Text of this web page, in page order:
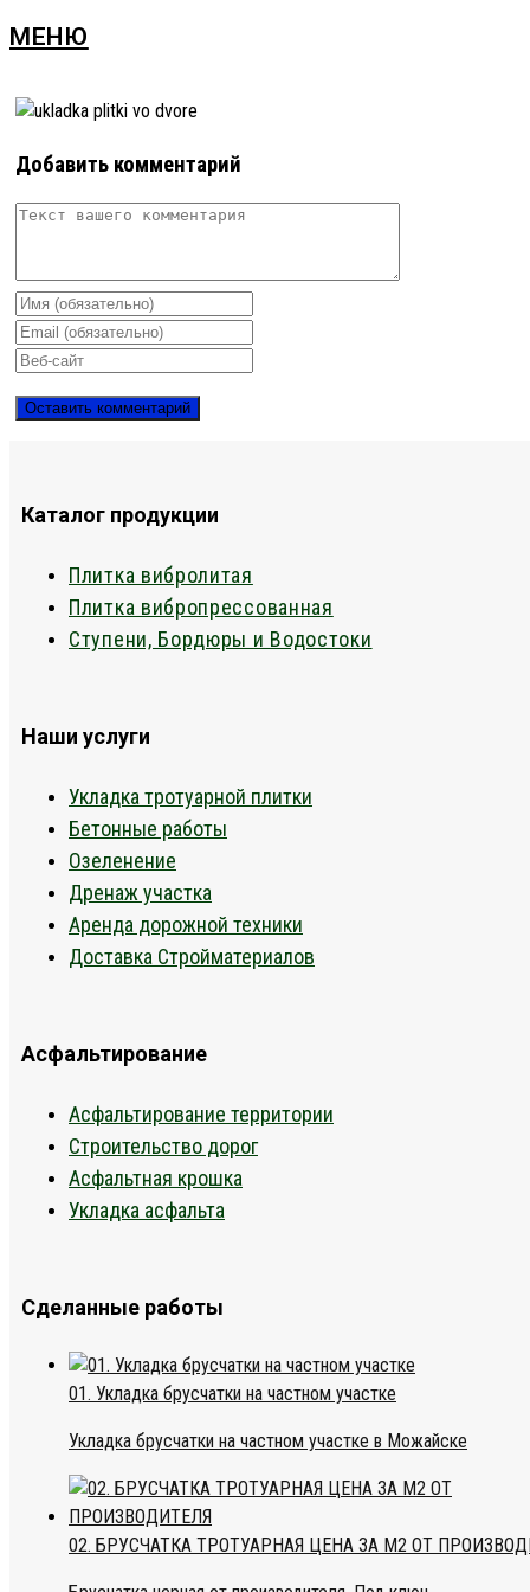
МЕНЮ
Добавить комментарий
Каталог продукции
Плитка вибролитая
Плитка вибропрессованная
Ступени, Бордюры и Водостоки
Наши услуги
Укладка тротуарной плитки
Бетонные работы
Озеленение
Дренаж участка
Аренда дорожной техники
Доставка Стройматериалов
Асфальтирование
Асфальтирование территории
Строительство дорог
Асфальтная крошка
Укладка асфальта
Сделанные работы
01. Укладка брусчатки на частном участке
Укладка брусчатки на частном участке в Можайске
02. БРУСЧАТКА ТРОТУАРНАЯ ЦЕНА ЗА М2 ОТ